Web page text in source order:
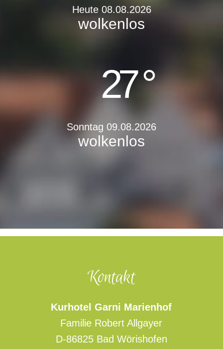
Heute 08.08.2026
wolkenlos
27 °
Sonntag 09.08.2026
wolkenlos
Kontakt
Kurhotel Garni Marienhof
Familie Robert Allgayer
D-86825 Bad Wörishofen